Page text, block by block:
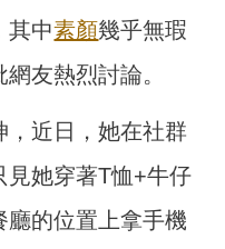
其中素顏幾乎無瑕
網友熱烈討論。
，近日，她在社群
見她穿著T恤+牛仔
廳的位置上拿手機